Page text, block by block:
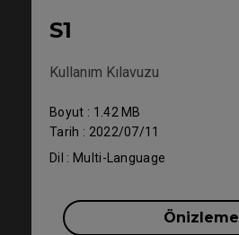
S1
Kullanım Kılavuzu
Boyut : 1.42 MB
Tarih : 2022/07/11
Dil : Multi-Language
Önizleme